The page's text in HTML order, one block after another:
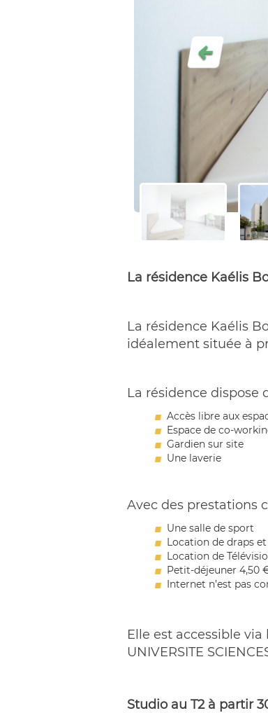
La résidence Kaélis
La résidence Kaélis
idéalement située à
La résidence dispose
Accès libre aux
Espace de co-
Gardien sur site
Une laverie
Avec des prestations
Une salle de sport
Location de draps
Location de
Petit-déjeuner 4,50
Internet n’est pas
Elle est accessible
UNIVERSITE
Studio au T2 à partir